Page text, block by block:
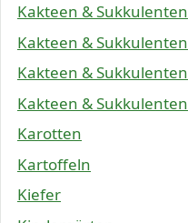
Kakteen & Sukkulenten
Kakteen & Sukkulenten
Kakteen & Sukkulenten
Kakteen & Sukkulenten
Karotten
Kartoffeln
Kiefer